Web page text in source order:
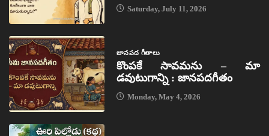
Saturday, July 11, 2026
జానపద గీతాలు
కొంపకే సావమను – మా
డవుటుగాన్ని : జానపదగీతం
Monday, May 4, 2026